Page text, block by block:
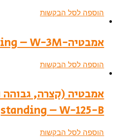
הוספה לסל הבקשות
אמבטיה-Free standing – W-3M
הוספה לסל הבקשות
standing – W-125-B
הוספה לסל הבקשות